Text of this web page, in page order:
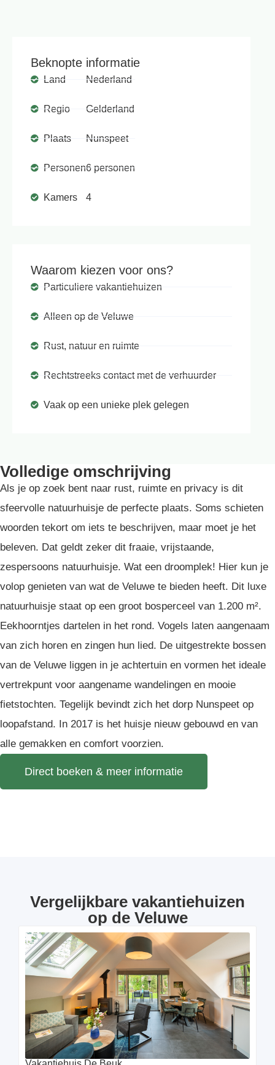
Beknopte informatie
Land
Regio
Plaats
Personen
Kamers
Nederland
Gelderland
Nunspeet
6 personen
4
Waarom kiezen voor ons?
Particuliere vakantiehuizen
Alleen op de Veluwe
Rust, natuur en ruimte
Rechtstreeks contact met de verhuurder
Vaak op een unieke plek gelegen
Volledige omschrijving
Als je op zoek bent naar rust, ruimte en privacy is dit
sfeervolle natuurhuisje de perfecte plaats. Soms schieten
woorden tekort om iets te beschrijven, maar moet je het
beleven. Dat geldt zeker dit fraaie, vrijstaande,
zespersoons natuurhuisje. Wat een droomplek! Hier kun je
volop genieten van wat de Veluwe te bieden heeft. Dit luxe
natuurhuisje staat op een groot bosperceel van 1.200 m².
Eekhoorntjes dartelen in het rond. Vogels laten aangenaam
van zich horen en zingen hun lied. De uitgestrekte bossen
van de Veluwe liggen in je achtertuin en vormen het ideale
vertrekpunt voor aangename wandelingen en mooie
fietstochten. Tegelijk bevindt zich het dorp Nunspeet op
loopafstand. In 2017 is het huisje nieuw gebouwd en van
alle gemakken en comfort voorzien.
Direct boeken & meer informatie
Vergelijkbare vakantiehuizen
op de Veluwe